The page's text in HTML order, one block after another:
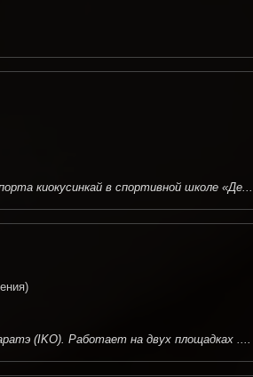
киокусинкай в спортивной школе «Де...
(IKO). Работает на двух площадках ....